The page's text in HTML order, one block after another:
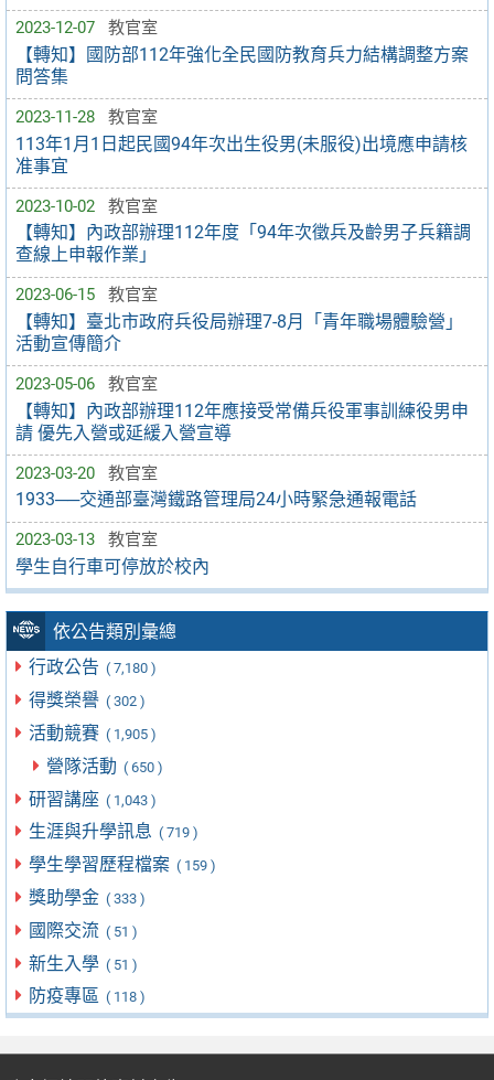
2023-12-07 教官室
【轉知】國防部112年強化全民國防教育兵力結構調整方案
問答集
2023-11-28 教官室
113年1月1日起民國94年次出生役男(未服役)出境應申請核
准事宜
2023-10-02 教官室
【轉知】內政部辦理112年度「94年次徵兵及齡男子兵籍調
查線上申報作業」
2023-06-15 教官室
【轉知】臺北市政府兵役局辦理7-8月「青年職場體驗營」
活動宣傳簡介
2023-05-06 教官室
【轉知】內政部辦理112年應接受常備兵役軍事訓練役男申
請 優先入營或延緩入營宣導
2023-03-20 教官室
1933──交通部臺灣鐵路管理局24小時緊急通報電話
2023-03-13 教官室
學生自行車可停放於校內
依公告類別彙總
行政公告 ( 7,180 )
得獎榮譽 ( 302 )
活動競賽 ( 1,905 )
營隊活動 ( 650 )
研習講座 ( 1,043 )
生涯與升學訊息 ( 719 )
學生學習歷程檔案 ( 159 )
獎助學金 ( 333 )
國際交流 ( 51 )
新生入學 ( 51 )
防疫專區 ( 118 )